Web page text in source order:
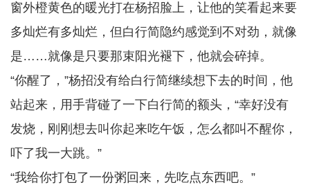
窗外橙黄色的暖光打在杨招脸上，让他的笑看起来要
多灿烂有多灿烂，但白行简隐约感觉到不对劲，就像
是……就像是只要那束阳光褪下，他就会碎掉。
“你醒了，”杨招没有给白行简继续想下去的时间，他
站起来，用手背碰了一下白行简的额头，“幸好没有
发烧，刚刚想去叫你起来吃午饭，怎么都叫不醒你，
吓了我一大跳。”
“我给你打包了一份粥回来，先吃点东西吧。”